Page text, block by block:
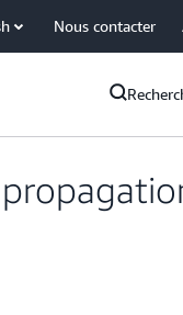
Nous contacter